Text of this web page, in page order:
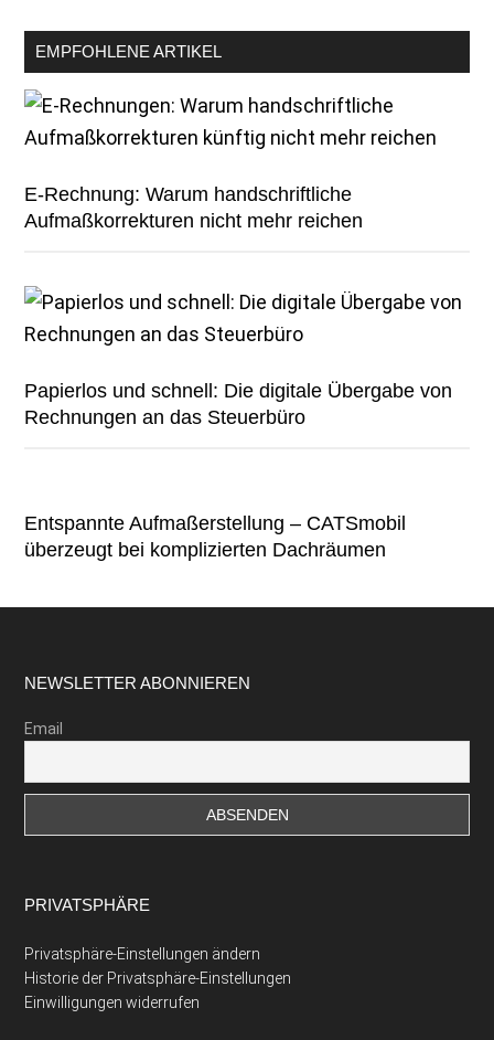
EMPFOHLENE ARTIKEL
E-Rechnung: Warum handschriftliche
Aufmaßkorrekturen nicht mehr reichen
Papierlos und schnell: Die digitale Übergabe von
Rechnungen an das Steuerbüro
Entspannte Aufmaßerstellung – CATSmobil
überzeugt bei komplizierten Dachräumen
Footer
NEWSLETTER ABONNIEREN
Email
PRIVATSPHÄRE
Privatsphäre-Einstellungen ändern
Historie der Privatsphäre-Einstellungen
Einwilligungen widerrufen